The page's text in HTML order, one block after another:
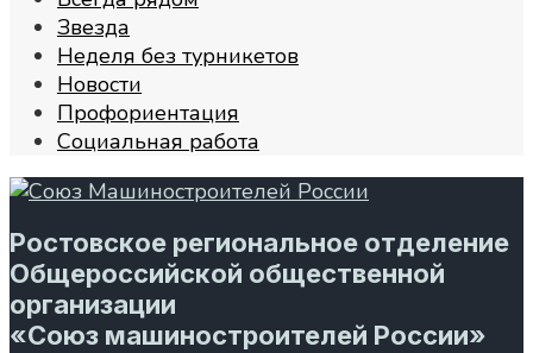
Звезда
Неделя без турникетов
Новости
Профориентация
Социальная работа
Ростовское региональное отделение
Общероссийской общественной
организации
«Союз машиностроителей России»